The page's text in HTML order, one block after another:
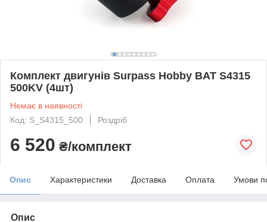
Комплект двигунів Surpass Hobby BAT S4315
500KV (4шт)
Немає в наявності
Код: S_S4315_500
Роздріб
6 520 ₴/комплект
Опис Характеристики Доставка Оплата Умови
Опис